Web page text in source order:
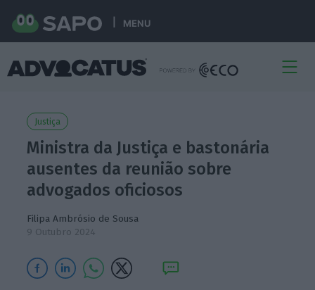
MENU
Justiça
Ministra da Justiça e bastonária
ausentes da reunião sobre
advogados oficiosos
Filipa Ambrósio de Sousa
9 Outubro 2024